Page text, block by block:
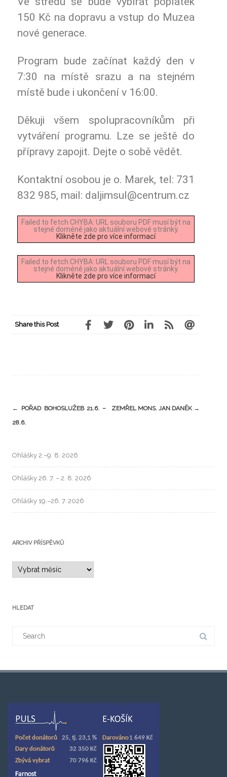
150 Kč na dopravu a vstup do Muzea
nové generace.
Program bude začínat každý den v
7:30 na místě srazu a na stejném
místě bude i ukončení v 16:00.
Děkuji všem spolupracovníkům při
vytváření programu. Lze se ještě do
přípravy zapojit. Dejte o sobě vědět.
Kontaktní osobou je o. Marek, tel: 731
832 985, mail: daljimsul@centrum.cz
Failed to fetch CHYBA: URL souboru PDF musí být na
stejné doméně jako aktuální webové stránky.
Klikněte zde pro více informací
Failed to fetch CHYBA: URL souboru PDF musí být na
stejné doméně jako aktuální webové stránky.
Klikněte zde pro více informací
Share this Post
←
POŘAD BOHOSLUŽEB 21.6. –
28.6.
ZEMŘEL MONS. JAN DANĚK →
Ohlášky 2.–9. 8. 2026
Ohlášky 26. 7. – 2. 8. 2026
Ohlášky 19.–26. 7. 2026
ARCHIV PŘÍSPĚVKŮ
HLEDAT